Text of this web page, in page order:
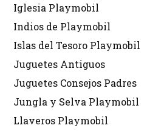
Iglesia Playmobil
Indios de Playmobil
Islas del Tesoro Playmobil
Juguetes Antiguos
Juguetes Consejos Padres
Jungla y Selva Playmobil
Llaveros Playmobil